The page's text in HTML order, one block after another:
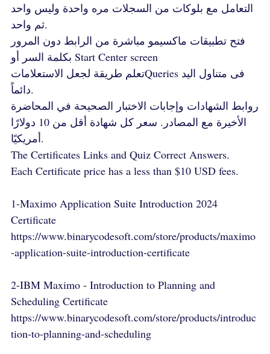
التعامل مع بلوكات من السجلات مره واحدة وليس واحد
ثم واحد.
فتح تطبيقات ماكسيمو مباشرة من الرابط دون المرور
بكلمة السر أو Start Center screen
تعلم طريقة لجعل الاستعلاماتQueries فى متناول اليد
دائماً.
روابط الشهادات وإجابات الاختبار الصحيحة في المحاضرة
الأخيرة مع المصادر. سعر كل شهادة أقل من 10 دولارًا
أمريكيًا.
The Certificates Links and Quiz Correct Answers.
Each Certificate price has a less than $10 USD fees.
1-Maximo Application Suite Introduction 2024
Certificate
https://www.binarycodesoft.com/store/products/maximo
-application-suite-introduction-certificate
2-IBM Maximo - Introduction to Planning and
Scheduling Certificate
https://www.binarycodesoft.com/store/products/introduc
tion-to-planning-and-scheduling